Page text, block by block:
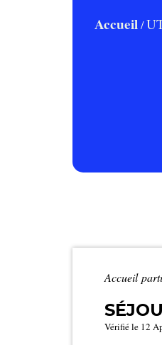
Accueil/
Accueil
Vérifié le 12